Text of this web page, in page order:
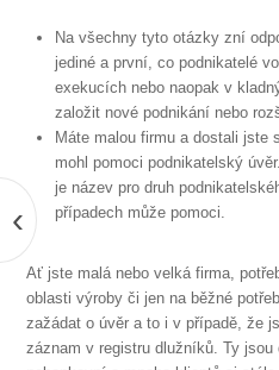
Na všechny tyto otázky zní
jediné a první, co podnikatelé
exekucích nebo naopak v
založit nové podnikání nebo
Máte malou firmu a dostali jste
mohl pomoci podnikatelský
je název pro druh
případech může pomoci.
Ať jste malá nebo velká firma,
oblasti výroby či jen na běžné
zažádat o úvěr a to i v případě, že
záznam v registru dlužníků. Ty
‹